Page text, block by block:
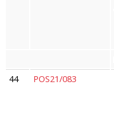
44
POS21/083